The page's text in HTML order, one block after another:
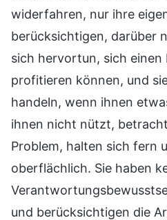
widerfahren, nur ihre
berücksichtigen, darüber
sich hervortun, sich einen
profitieren können, und
handeln, wenn ihnen
ihnen nicht nützt,
Problem, halten sich fern
oberflächlich. Sie haben
und berücksichtigen die